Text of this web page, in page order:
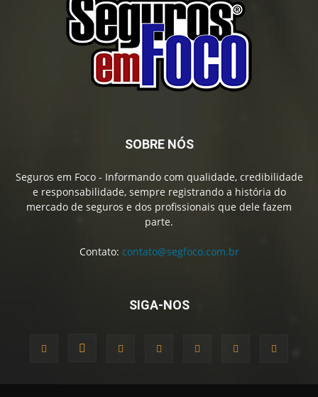
SOBRE NÓS
Seguros em Foco - Informando com qualidade, credibilidade
e responsabilidade, sempre registrando a história do
mercado de seguros e dos profissionais que dele fazem
parte.
Contato: contato@segfoco.com.br
SIGA-NOS